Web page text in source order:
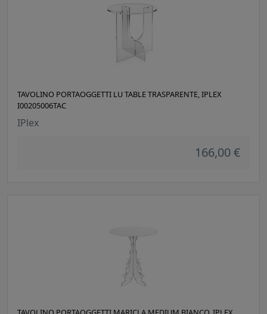
TAVOLINO PORTAOGGETTI LU TABLE TRASPARENTE, IPLEX
I00205006TAC
IPlex
166,00 €